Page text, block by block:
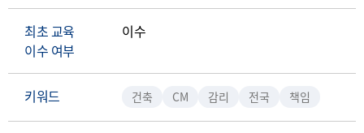
최초 교육
이수 여부
이수
키워드 건축 CM 감리 전국 책임